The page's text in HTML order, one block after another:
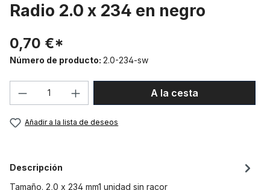
Radio 2.0 x 234 en negro
0,70 €*
Número de producto: 2.0-234-sw
Cantidad del producto: introduce la
A la cesta
Añadir a la lista de deseos
Descripción
Tamaño. 2,0 x 234 mm1 unidad sin racor